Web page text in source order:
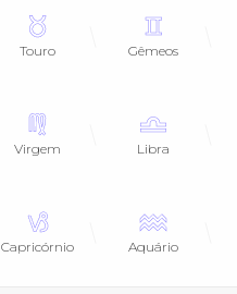
Touro Gêmeos
Virgem Libra
Capricórnio Aquário